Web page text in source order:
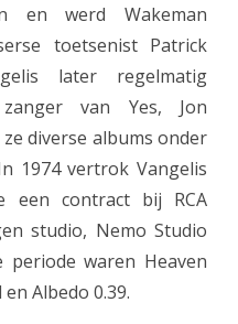
en werd Wakeman
toetsenist Patrick
later regelmatig
van Yes, Jon
diverse albums onder
1974 vertrok Vangelis
een contract bij RCA
studio, Nemo Studio
periode waren Heaven
Albedo 0.39.